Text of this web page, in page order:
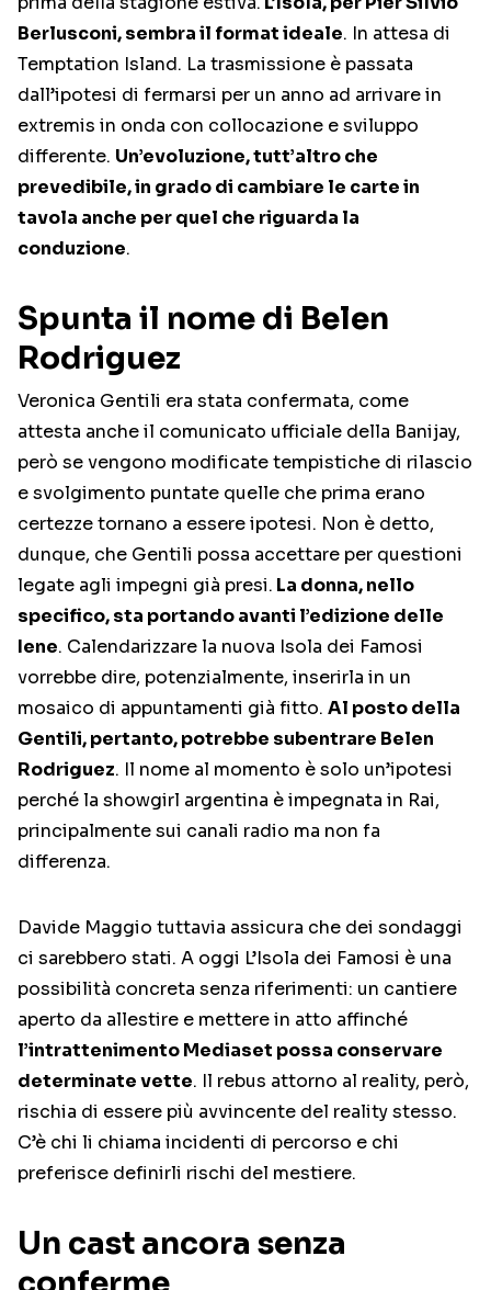
Berlusconi, sembra il format ideale. In attesa di
Temptation Island. La trasmissione è passata
dall’ipotesi di fermarsi per un anno ad arrivare in
extremis in onda con collocazione e sviluppo
differente. Un’evoluzione, tutt’altro che
prevedibile, in grado di cambiare le carte in
tavola anche per quel che riguarda la
conduzione.
Spunta il nome di Belen
Rodriguez
Veronica Gentili era stata confermata, come
attesta anche il comunicato ufficiale della Banijay,
però se vengono modificate tempistiche di rilascio
e svolgimento puntate quelle che prima erano
certezze tornano a essere ipotesi. Non è detto,
dunque, che Gentili possa accettare per questioni
legate agli impegni già presi. La donna, nello
specifico, sta portando avanti l’edizione delle
Iene. Calendarizzare la nuova Isola dei Famosi
vorrebbe dire, potenzialmente, inserirla in un
mosaico di appuntamenti già fitto. Al posto della
Gentili, pertanto, potrebbe subentrare Belen
Rodriguez. Il nome al momento è solo un’ipotesi
perché la showgirl argentina è impegnata in Rai,
principalmente sui canali radio ma non fa
differenza.
Davide Maggio tuttavia assicura che dei sondaggi
ci sarebbero stati. A oggi L’Isola dei Famosi è una
possibilità concreta senza riferimenti: un cantiere
aperto da allestire e mettere in atto affinché
l’intrattenimento Mediaset possa conservare
determinate vette. Il rebus attorno al reality, però,
rischia di essere più avvincente del reality stesso.
C’è chi li chiama incidenti di percorso e chi
preferisce definirli rischi del mestiere.
Un cast ancora senza